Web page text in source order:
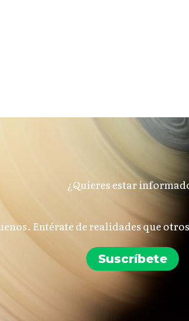
¿Quieres estar
Entérate de realidades que
Suscríbete